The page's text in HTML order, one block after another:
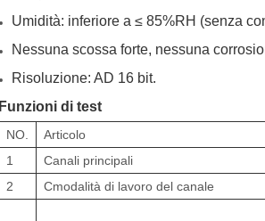
Umidità: inferiore a ≤ 85%RH (senza
Nessuna scossa forte, nessuna
Risoluzione: AD 16 bit.
Funzioni di test
NO. Articolo
1
Canali principali
2
Cmodalità di lavoro del canale